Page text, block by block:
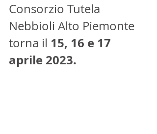
Consorzio Tutela
Nebbioli Alto Piemonte
torna il 15, 16 e 17
aprile 2023.